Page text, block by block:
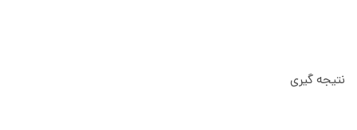
نتیجه گیری